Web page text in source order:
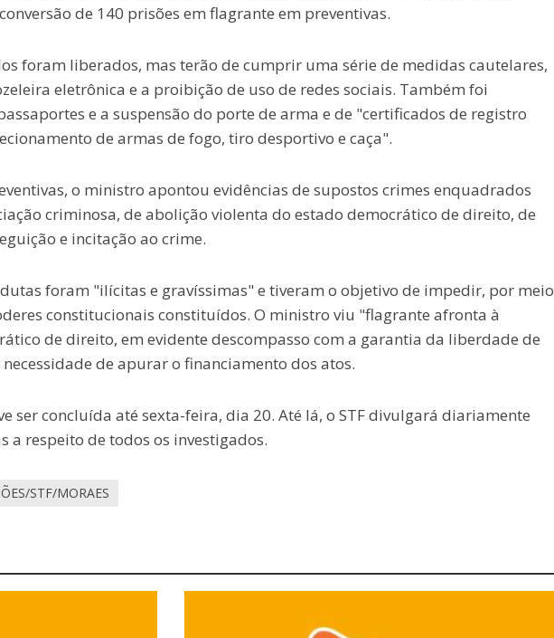
de 140 prisões em flagrante em preventivas.
foram liberados, mas terão de cumprir uma série de medidas cautelares,
eletrônica e a proibição de uso de redes sociais. Também foi
e a suspensão do porte de arma e de "certificados de registro
de armas de fogo, tiro desportivo e caça".
o ministro apontou evidências de supostos crimes enquadrados
criminosa, de abolição violenta do estado democrático de direito, de
e incitação ao crime.
foram "ilícitas e gravíssimas" e tiveram o objetivo de impedir, por meio
constitucionais constituídos. O ministro viu "flagrante afronta à
de direito, em evidente descompasso com a garantia da liberdade de
de apurar o financiamento dos atos.
ser concluída até sexta-feira, dia 20. Até lá, o STF divulgará diariamente
a respeito de todos os investigados.
STF/MORAES